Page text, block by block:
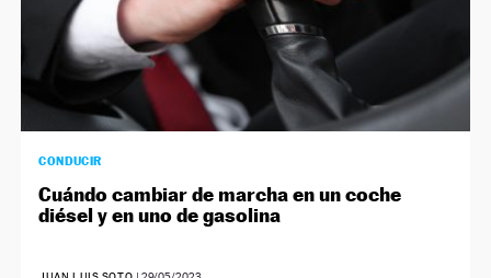
CONDUCIR
Cuándo cambiar de marcha en un coche
diésel y en uno de gasolina